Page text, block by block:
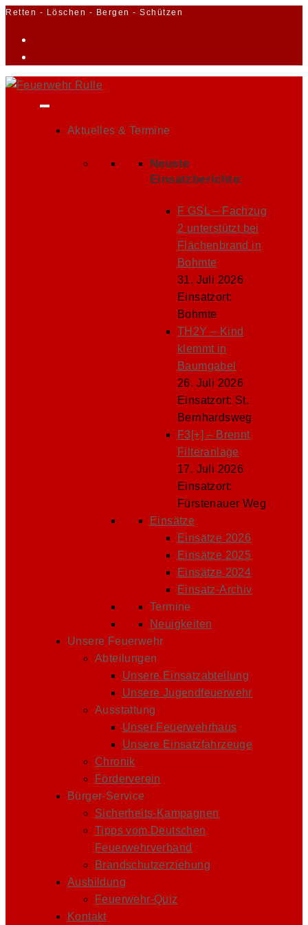
Zum
Retten - Löschen - Bergen - Schützen
Aktuelles & Termine
Neuste
Einsatzberichte:
F GSL – Fachzug
2 unterstützt bei
Flächenbrand in
Bohmte
31. Juli 2026
Einsatzort:
Bohmte
TH2Y – Kind
klemmt in
Baumgabel
26. Juli 2026
Einsatzort: St.
Bernhardsweg
F3[+] – Brennt
Filteranlage
17. Juli 2026
Einsatzort:
Fürstenauer Weg
Einsätze
Einsätze 2026
Einsätze 2025
Einsätze 2024
Einsatz-Archiv
Termine
Neuigkeiten
Unsere Feuerwehr
Abteilungen
Unsere Einsatzabteilung
Unsere Jugendfeuerwehr
Ausstattung
Unser Feuerwehrhaus
Unsere Einsatzfahrzeuge
Chronik
Förderverein
Bürger-Service
Sicherheits-Kampagnen
Tipps vom Deutschen
Feuerwehrverband
Brandschutzerziehung
Ausbildung
Feuerwehr-Quiz
Kontakt